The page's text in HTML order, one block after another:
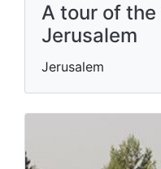
A tour of
Jerusalem
Jerusalem